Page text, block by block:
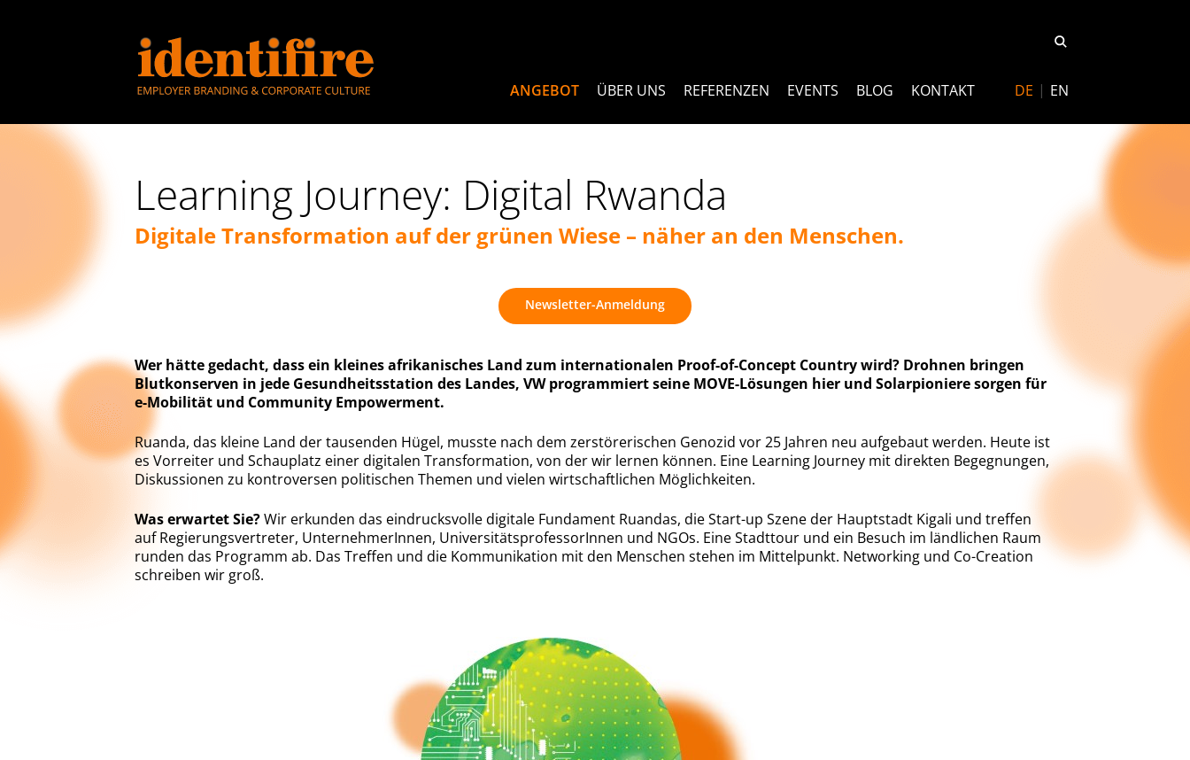
ANGEBOT ÜBER UNS REFERENZEN EVENTS BLOG KONTAKT DE EN
Learning Journey: Digital Rwanda
Digitale Transformation auf der grünen Wiese – näher an den Menschen.
Newsletter-Anmeldung
Wer hätte gedacht, dass ein kleines afrikanisches Land zum internationalen Proof-of-Concept Country wird? Drohnen bringen
Blutkonserven in jede Gesundheitsstation des Landes, VW programmiert seine MOVE-Lösungen hier und Solarpioniere sorgen für
e-Mobilität und Community Empowerment.
Ruanda, das kleine Land der tausenden Hügel, musste nach dem zerstörerischen Genozid vor 25 Jahren neu aufgebaut werden. Heute ist
es Vorreiter und Schauplatz einer digitalen Transformation, von der wir lernen können. Eine Learning Journey mit direkten Begegnungen,
Diskussionen zu kontroversen politischen Themen und vielen wirtschaftlichen Möglichkeiten.
Was erwartet Sie?Wir erkunden das eindrucksvolle digitale Fundament Ruandas, die Start-up Szene der Hauptstadt Kigali und treffen
auf Regierungsvertreter, UnternehmerInnen, UniversitätsprofessorInnen und NGOs. Eine Stadttour und ein Besuch im ländlichen Raum
runden das Programm ab. Das Treffen und die Kommunikation mit den Menschen stehen im Mittelpunkt. Networking und Co-Creation
schreiben wir groß.